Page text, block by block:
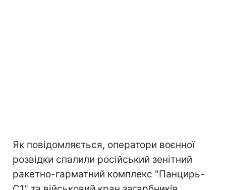
Як повідомляється, оператори воєнної
розвідки спалили російський зенітний
ракетно-гарматний комплекс "Панцирь-